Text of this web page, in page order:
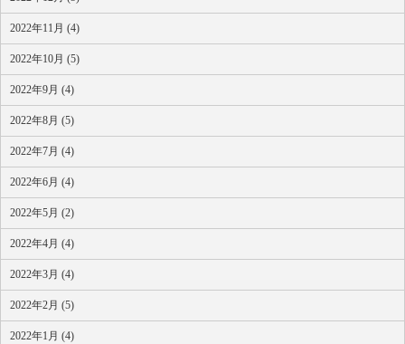
2022年11月 (4)
2022年10月 (5)
2022年9月 (4)
2022年8月 (5)
2022年7月 (4)
2022年6月 (4)
2022年5月 (2)
2022年4月 (4)
2022年3月 (4)
2022年2月 (5)
2022年1月 (4)